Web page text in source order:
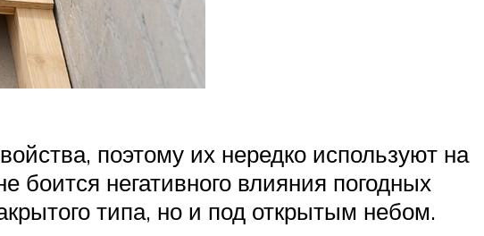
поэтому их нередко используют на
боится негативного влияния погодных
типа, но и под открытым небом.